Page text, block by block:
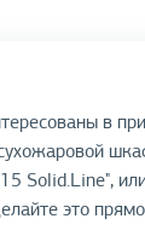
в
Solid.Line",
это